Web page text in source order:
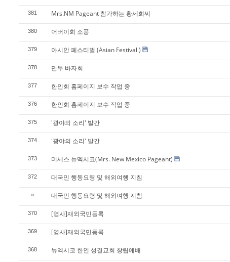
381 Mrs.NM Pageant 참가하는 황세희씨
380 어버이회 소풍
379 아시안 페스티벌 (Asian Festival )
378 만두 바자회
377 한인회 홈페이지 보수 작업 중
376 한인회 홈페이지 보수 작업 중
375 '광야의 소리' 발간
374 '광야의 소리' 발간
373 미세스 뉴멕시코(Mrs. New Mexico Pageant)
372 대국민 행동요령 및 해외여행 지침
» 대국민 행동요령 및 해외여행 지침
370 [영사]재외국민등록
369 [영사]재외국민등록
368 뉴멕시코 한인 성결교회 창립예배